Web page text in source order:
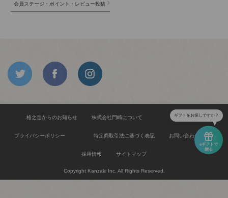
会員ステージ・ポイント・レビュー投稿
格之進からのお知らせ 株式会社門崎について 食品安全方針
プライバシーポリシー 特定商取引法に基づく表記 お問い合わせ
採用情報 サイトマップ
Copyright Kanzaki Inc. All Rights Reserved.
eギフトで
贈る
ギフトをお探しですか？